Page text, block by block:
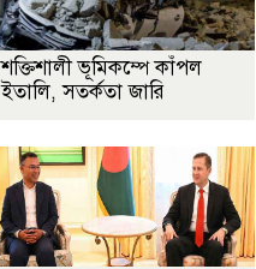
শক্তিশালী ভূমিকম্পে কাঁপল
ইতালি, সতর্কতা জারি